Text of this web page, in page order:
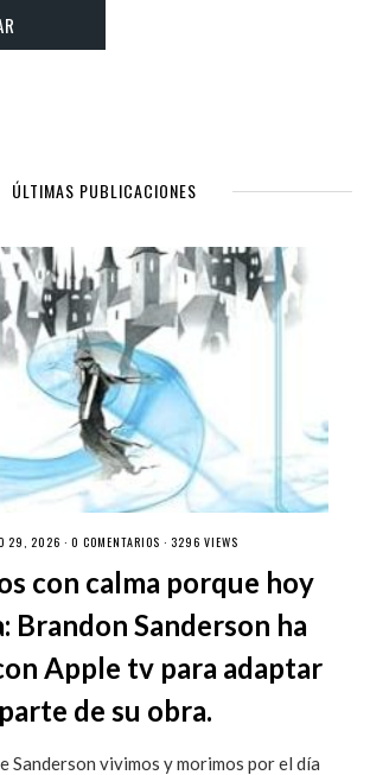
ÚLTIMAS PUBLICACIONES
29, 2026 · 0 COMENTARIOS · 3296 VIEWS
con calma porque hoy
Brandon Sanderson ha
Apple tv para adaptar
parte de su obra.
Sanderson vivimos y morimos por el día